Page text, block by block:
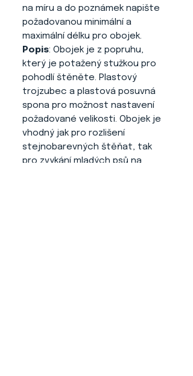
na míru a do poznámek napište
požadovanou minimální a
maximální délku pro obojek.
Popis: Obojek je z popruhu,
který je potažený stužkou pro
pohodlí štěněte. Plastový
trojzubec a plastová posuvná
spona pro možnost nastavení
požadované velikosti. Obojek je
vhodný jak pro rozlišení
stejnobarevných štěňat, tak
pro zvykání mladých psů na